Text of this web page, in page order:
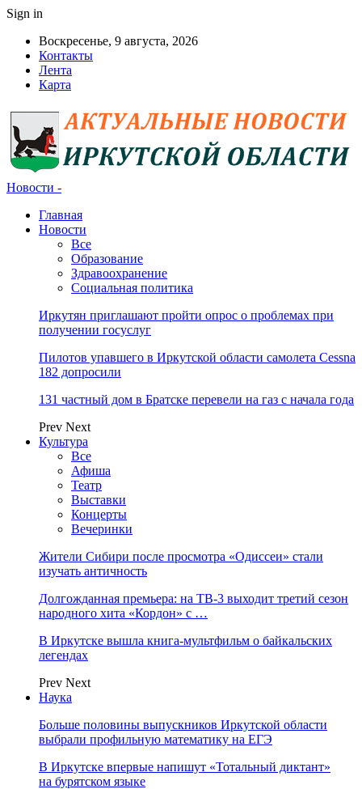
Sign in
Воскресенье, 9 августа, 2026
Контакты
Лента
Карта
Новости -
Главная
Новости
Все
Образование
Здравоохранение
Социальная политика
Иркутян приглашают пройти опрос о проблемах при
получении госуслуг
Пилотов упавшего в Иркутской области самолета Cessna
182 допросили
131 частный дом в Братске перевели на газ с начала года
Prev Next
Культура
Все
Афиша
Театр
Выставки
Концерты
Вечеринки
Жители Сибири после просмотра «Одиссеи» стали
изучать античность
Долгожданная премьера: на ТВ-3 выходит третий сезон
народного хита «Кордон» с …
В Иркутске вышла книга-мультфильм о байкальских
легендах
Prev Next
Наука
Больше половины выпускников Иркутской области
выбрали профильную математику на ЕГЭ
В Иркутске впервые напишут «Тотальный диктант»
на бурятском языке